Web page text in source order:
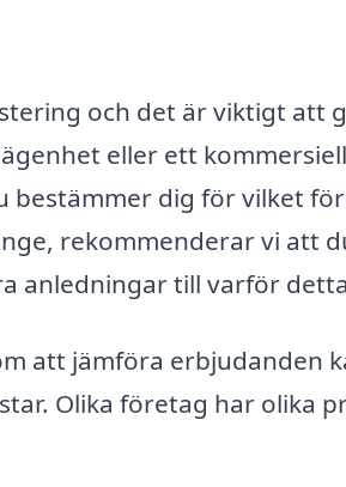
och det är viktigt att
eller ett
bestämmer dig för vilket
rekommenderar vi att
anledningar till varför
att jämföra erbjudanden
Olika företag har olika